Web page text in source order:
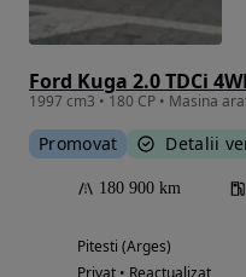
Ford Kuga 2.0 TDCi
Promovat Detalii
180 900 km
Pitesti (Arges)